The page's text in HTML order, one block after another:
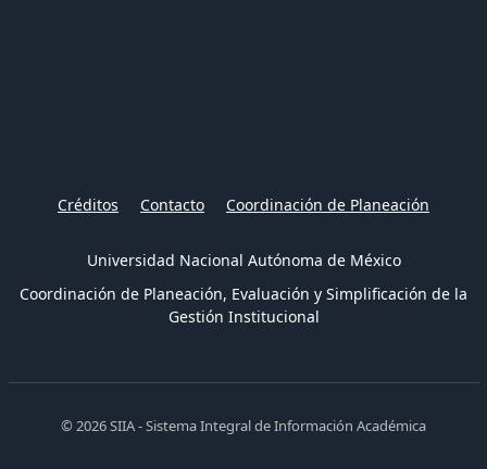
Créditos Contacto Coordinación de Planeación
Universidad Nacional Autónoma de México
Coordinación de Planeación, Evaluación y Simplificación de la
Gestión Institucional
© 2026 SIIA - Sistema Integral de Información Académica